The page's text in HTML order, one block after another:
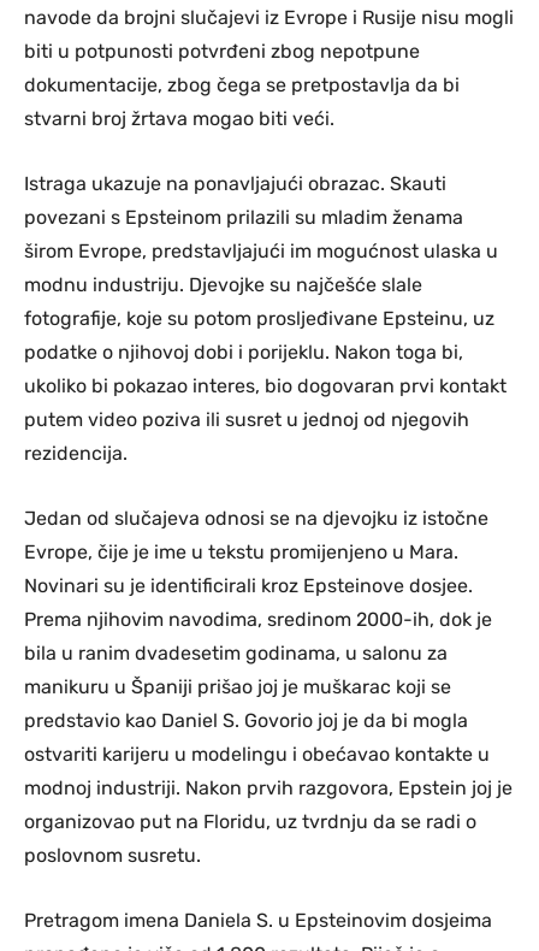
navode da brojni slučajevi iz Evrope i Rusije nisu mogli
biti u potpunosti potvrđeni zbog nepotpune
dokumentacije, zbog čega se pretpostavlja da bi
stvarni broj žrtava mogao biti veći.
Istraga ukazuje na ponavljajući obrazac. Skauti
povezani s Epsteinom prilazili su mladim ženama
širom Evrope, predstavljajući im mogućnost ulaska u
modnu industriju. Djevojke su najčešće slale
fotografije, koje su potom prosljeđivane Epsteinu, uz
podatke o njihovoj dobi i porijeklu. Nakon toga bi,
ukoliko bi pokazao interes, bio dogovaran prvi kontakt
putem video poziva ili susret u jednoj od njegovih
rezidencija.
Jedan od slučajeva odnosi se na djevojku iz istočne
Evrope, čije je ime u tekstu promijenjeno u Mara.
Novinari su je identificirali kroz Epsteinove dosjee.
Prema njihovim navodima, sredinom 2000-ih, dok je
bila u ranim dvadesetim godinama, u salonu za
manikuru u Španiji prišao joj je muškarac koji se
predstavio kao Daniel S. Govorio joj je da bi mogla
ostvariti karijeru u modelingu i obećavao kontakte u
modnoj industriji. Nakon prvih razgovora, Epstein joj je
organizovao put na Floridu, uz tvrdnju da se radi o
poslovnom susretu.
Pretragom imena Daniela S. u Epsteinovim dosjeima